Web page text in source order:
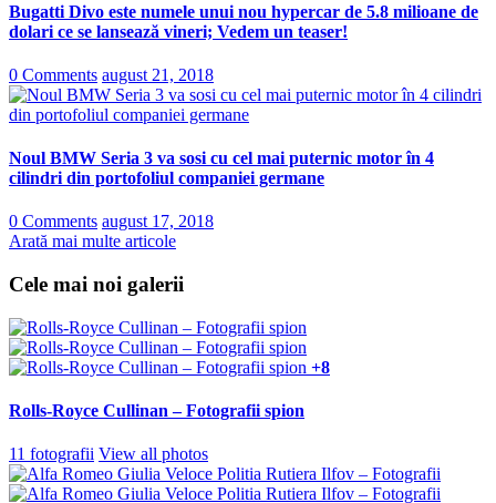
Bugatti Divo este numele unui nou hypercar de 5.8 milioane de
dolari ce se lansează vineri; Vedem un teaser!
0 Comments august 21, 2018
Noul BMW Seria 3 va sosi cu cel mai puternic motor în 4
cilindri din portofoliul companiei germane
0 Comments august 17, 2018
Arată mai multe articole
Cele mai noi galerii
+8
Rolls-Royce Cullinan – Fotografii spion
11 fotografii View all photos